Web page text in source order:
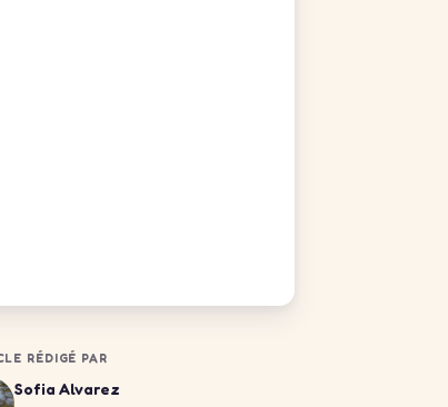
RÉDIGÉ PAR
Sofia Alvarez